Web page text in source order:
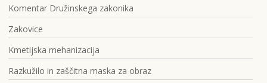
Komentar Družinskega zakonika
Zakovice
Kmetijska mehanizacija
Razkužilo in zaščitna maska za obraz